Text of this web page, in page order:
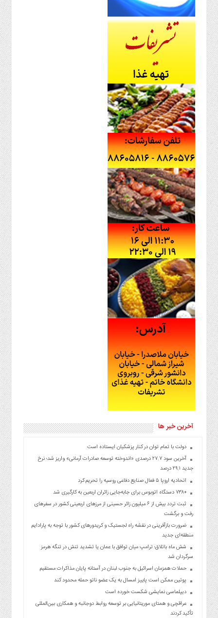
آخرین خبر ها
دولت با تمام توان در کنار پزشکیان ایستاده است
آخرین سود ۲۷.۷ درصدی «اندوخته توسعه صادرات آرمانی» واریز شد؛ نرخ
جدید ۲۹.۱ درصد
اتحادیه اروپا ۵ فعال صنایع دفاعی روسیه را تحریم کرد
۷۳۸۰ دستگاه اتوبوس برای جابه‌جایی زائران اربعین به‌ کارگیری شد
ثبت تردد بیش از ۶ میلیون زائر حسینی از مرزهای اربعینی کشور در سفرهای
رفت و برگشت
ضرورت بازآفرینی در نقشه راه لجستیک و کریدورهای کشور با توجه به پارادایم
منطقه‌ای جدید
شش ماه باتلاق؛ ترامپ میان توافق با عمان یا تشدید تنش در تنگه هرمز
سرگردان شد
حملات همزمان اسرائیل به جنوب لبنان در آستانه پایان مذاکرات مستقیم
پوتین ممکن است پاییز امسال به یک عضو ناتو حمله محدود کند
دیپلماسی نمایشی شکست خورده است
عراقچی و همتای موریتانیایی بر توسعه روابط دوجانبه و همکاری بین‌المللی
تأکید کردند